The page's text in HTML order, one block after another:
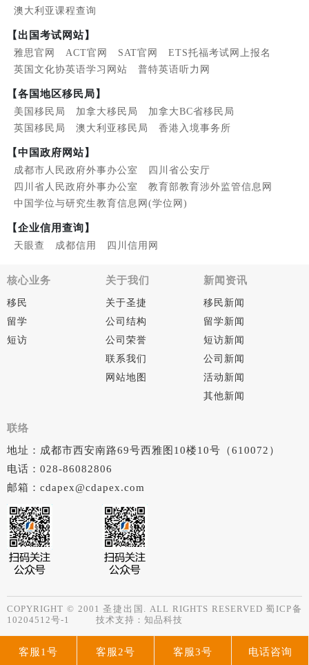
澳大利亚课程查询
【出国考试网站】
雅思官网 ACT官网 SAT官网
ETS托福考试网上报名
英国文化协英语学习网站
普特英语听力网
【各国地区移民局】
美国移民局 加拿大移民局
加拿大BC省移民局
英国移民局
澳大利亚移民局 香港入境事务所
【中国政府网站】
成都市人民政府外事办公室
四川省公安厅
四川省人民政府外事办公室
教育部教育涉外监管信息网
中国学位与研究生教育信息网(学位网)
【企业信用查询】
天眼查 成都信用 四川信用网
核心业务
移民
留学
短访
关于我们
关于圣捷
公司结构
公司荣誉
联系我们
网站地图
新闻资讯
移民新闻
留学新闻
短访新闻
公司新闻
活动新闻
其他新闻
联络
地址：成都市西安南路69号西雅图10楼10号（610072）
电话：028-86082806
邮箱：cdapex@cdapex.com
COPYRIGHT © 2001 圣捷出国. ALL RIGHTS RESERVED蜀ICP备
10204512号-1
技术支持： 知品科技
客服1号 客服2号 客服3号 电话咨询